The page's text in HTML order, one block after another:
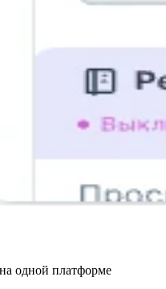
одной платформе